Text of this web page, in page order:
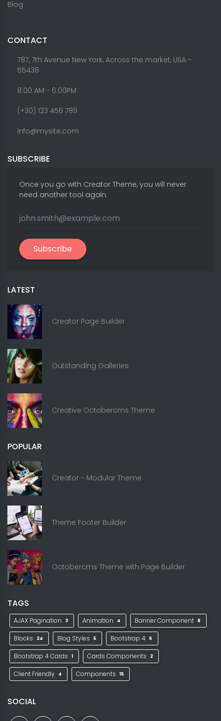
Blog
CONTACT
787, 7th Avenue New York, Across the market, USA -
55438
8.00 AM - 6:00PM
(+30) 123 456 789
info@mysite.com
SUBSCRIBE
Once you go with Creator Theme, you will never
need another tool again.
Subscribe
LATEST
Creator Page Builder
Outstanding Galleries
Creative Octobercms Theme
POPULAR
Creator - Modular Theme
Theme Footer Builder
Octobercms Theme with Page Builder
TAGS
AJAX Pagination 3 Animation 4 Banner Component 8
Blocks 24 Blog Styles 5 Bootstrap 4 6
Bootstrap 4 Cards 1 Cards Components 2
Client Friendly 4 Components 15
SOCIAL